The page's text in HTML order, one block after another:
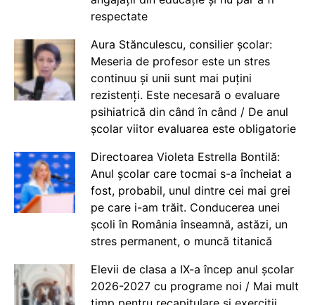
respectate
Aura Stănculescu, consilier școlar:
Meseria de profesor este un stres
continuu și unii sunt mai puțini
rezistenți. Este necesară o evaluare
psihiatrică din când în când / De anul
școlar viitor evaluarea este obligatorie
Directoarea Violeta Estrella Bontilă:
Anul școlar care tocmai s-a încheiat a
fost, probabil, unul dintre cei mai grei
pe care i-am trăit. Conducerea unei
școli în România înseamnă, astăzi, un
stres permanent, o muncă titanică
Elevii de clasa a IX-a încep anul școlar
2026-2027 cu programe noi / Mai mult